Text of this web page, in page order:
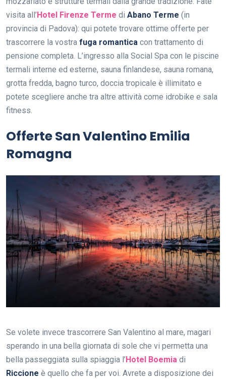
visita all’ Hotel Firenze Terme di Abano Terme (in
provincia di Padova): qui potete trovare ottime offerte per
trascorrere la vostra fuga romantica con trattamento di
pensione completa. L’ingresso alla Social Spa con le piscine
termali interne ed esterne, sauna finlandese, sauna romana,
grotta fredda, bagno turco, doccia tropicale è illimitato e
potete scegliere anche tra altre attività come idrobike e sala
fitness.
Offerte San Valentino Emilia
Romagna
Se volete invece trascorrere San Valentino al mare, magari
sperando in una bella giornata di sole che vi permetta una
bella passeggiata sulla spiaggia l’ Hotel Boemia di
Riccione è quello che fa per voi. Avrete a disposizione dei